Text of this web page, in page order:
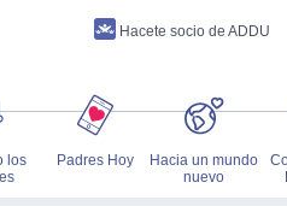
los
Padres Hoy
Hacia un mundo
nuevo
Hacete socio de ADDU